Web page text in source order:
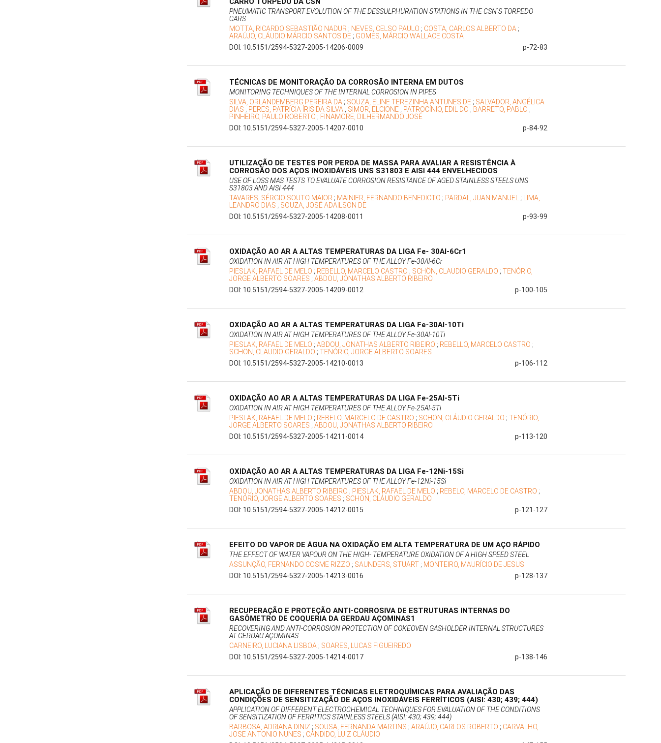
PNEUMATIC TRANSPORT EVOLUTION OF THE DESSULPHURATION STATIONS IN THE CSN ́S TORPEDO
CARS
MOTTA, RICARDO SEBASTIÃO NADUR ; NEVES, CELSO PAULO ; COSTA, CARLOS ALBERTO DA ;
ARAÚJO, CLÁUDIO MÁRCIO SANTOS DE ; GOMES, MÁRCIO WALLACE COSTA
DOI: 10.5151/2594-5327-2005-14206-0009
p-72-83
TÉCNICAS DE MONITORAÇÃO DA CORROSÃO INTERNA EM DUTOS
MONITORING TECHNIQUES OF THE INTERNAL CORROSION IN PIPES
SILVA, ORLANDEMBERG PEREIRA DA ; SOUZA, ELINE TEREZINHA ANTUNES DE ; SALVADOR, ANGÉLICA
DIAS ; PERES, PATRÍCIA ÍRIS DA SILVA ; SIMOR, ELCIONE ; PATROCÍNIO, EDIL DO ; BARRETO, PABLO ;
PINHEIRO, PAULO ROBERTO ; FINAMORE, DILHERMANDO JOSÉ
DOI: 10.5151/2594-5327-2005-14207-0010
p-84-92
UTILIZAÇÃO DE TESTES POR PERDA DE MASSA PARA AVALIAR A RESISTÊNCIA À
CORROSÃO DOS AÇOS INOXIDÁVEIS UNS S31803 E AISI 444 ENVELHECIDOS
USE OF LOSS MAS TESTS TO EVALUATE CORROSION RESISTANCE OF AGED STAINLESS STEELS UNS
S31803 AND AISI 444
TAVARES, SÉRGIO SOUTO MAIOR ; MAINIER, FERNANDO BENEDICTO ; PARDAL, JUAN MANUEL ; LIMA,
LEANDRO DIAS ; SOUZA, JOSÉ ADAILSON DE
DOI: 10.5151/2594-5327-2005-14208-0011
p-93-99
OXIDAÇÃO AO AR A ALTAS TEMPERATURAS DA LIGA Fe- 30Al-6Cr1
OXIDATION IN AIR AT HIGH TEMPERATURES OF THE ALLOY Fe-30Al-6Cr
PIESLAK, RAFAEL DE MELO ; REBELLO, MARCELO CASTRO ; SCHÖN, CLAUDIO GERALDO ;TENÓRIO,
JORGE ALBERTO SOARES ;ABDOU, JONATHAS ALBERTO RIBEIRO
DOI: 10.5151/2594-5327-2005-14209-0012
p-100-105
OXIDAÇÃO AO AR A ALTAS TEMPERATURAS DA LIGA Fe-30Al-10Ti
OXIDATION IN AIR AT HIGH TEMPERATURES OF THE ALLOY Fe-30Al-10Ti
PIESLAK, RAFAEL DE MELO ;ABDOU, JONATHAS ALBERTO RIBEIRO ; REBELLO, MARCELO CASTRO ;
SCHÖN, CLAUDIO GERALDO ;TENÓRIO, JORGE ALBERTO SOARES
DOI: 10.5151/2594-5327-2005-14210-0013
p-106-112
OXIDAÇÃO AO AR A ALTAS TEMPERATURAS DA LIGA Fe-25Al-5Ti
OXIDATION IN AIR AT HIGH TEMPERATURES OF THE ALLOY Fe-25Al-5Ti
PIESLAK, RAFAEL DE MELO ; REBELO, MARCELO DE CASTRO ; SCHÖN, CLÁUDIO GERALDO ;TENÓRIO,
JORGE ALBERTO SOARES ;ABDOU, JONATHAS ALBERTO RIBEIRO
DOI: 10.5151/2594-5327-2005-14211-0014
p-113-120
OXIDAÇÃO AO AR A ALTAS TEMPERATURAS DA LIGA Fe-12Ni-15Si
OXIDATION IN AIR AT HIGH TEMPERATURES OF THE ALLOY Fe-12Ni-15Si
ABDOU, JONATHAS ALBERTO RIBEIRO ; PIESLAK, RAFAEL DE MELO ; REBELO, MARCELO DE CASTRO ;
TENÓRIO, JORGE ALBERTO SOARES ; SCHÖN, CLÁUDIO GERALDO
DOI: 10.5151/2594-5327-2005-14212-0015
p-121-127
EFEITO DO VAPOR DE ÁGUA NA OXIDAÇÃO EM ALTA TEMPERATURA DE UM AÇO RÁPIDO
THE EFFECT OF WATER VAPOUR ON THE HIGH- TEMPERATURE OXIDATION OF A HIGH SPEED STEEL
ASSUNÇÃO, FERNANDO COSME RIZZO ; SAUNDERS, STUART ; MONTEIRO, MAURÍCIO DE JESUS
DOI: 10.5151/2594-5327-2005-14213-0016
p-128-137
RECUPERAÇÃO E PROTEÇÃO ANTI-CORROSIVA DE ESTRUTURAS INTERNAS DO
GASÔMETRO DE COQUERIA DA GERDAU AÇOMINAS1
RECOVERING AND ANTI-CORROSION PROTECTION OF COKEOVEN GASHOLDER INTERNAL STRUCTURES
AT GERDAU AÇOMINAS
CARNEIRO, LUCIANA LISBOA ; SOARES, LUCAS FIGUEIREDO
DOI: 10.5151/2594-5327-2005-14214-0017
p-138-146
APLICAÇÃO DE DIFERENTES TÉCNICAS ELETROQUÍMICAS PARA AVALIAÇÃO DAS
CONDIÇÕES DE SENSITIZAÇÃO DE AÇOS INOXIDÁVEIS FERRÍTICOS (AISI: 430; 439; 444)
APPLICATION OF DIFFERENT ELECTROCHEMICAL TECHNIQUES FOR EVALUATION OF THE CONDITIONS
OF SENSITIZATION OF FERRITICS STAINLESS STEELS (AISI: 430; 439; 444)
BARBOSA, ADRIANA DINIZ ; SOUSA, FERNANDA MARTINS ;ARAÚJO, CARLOS ROBERTO ; CARVALHO,
JOSE ANTONIO NUNES ; CÂNDIDO, LUIZ CLÁUDIO